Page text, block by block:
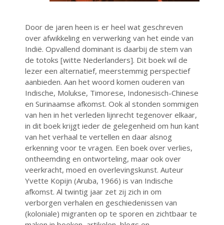
april 2025
maart 2025
februari 2025
januari 2025
december 2024
oktober 2024
juli 2023
juni 2023
mei 2023
april 2023
maart 2023
december 2022
oktober 2022
september 2022
Door de jaren heen is er heel wat geschreven
over afwikkeling en verwerking van het einde van
Indië. Opvallend dominant is daarbij de stem van
de totoks [witte Nederlanders]. Dit boek wil de
lezer een alternatief, meerstemmig perspectief
aanbieden. Aan het woord komen ouderen van
Indische, Molukse, Timorese, Indonesisch-Chinese
en Surinaamse afkomst. Ook al stonden sommigen
van hen in het verleden lijnrecht tegenover elkaar,
in dit boek krijgt ieder de gelegenheid om hun kant
van het verhaal te vertellen en daar alsnog
erkenning voor te vragen. Een boek over verlies,
ontheemding en ontworteling, maar ook over
veerkracht, moed en overlevingskunst. Auteur
Yvette Kopijn (Aruba, 1966) is van Indische
afkomst. Al twintig jaar zet zij zich in om
verborgen verhalen en geschiedenissen van
(koloniale) migranten op te sporen en zichtbaar te